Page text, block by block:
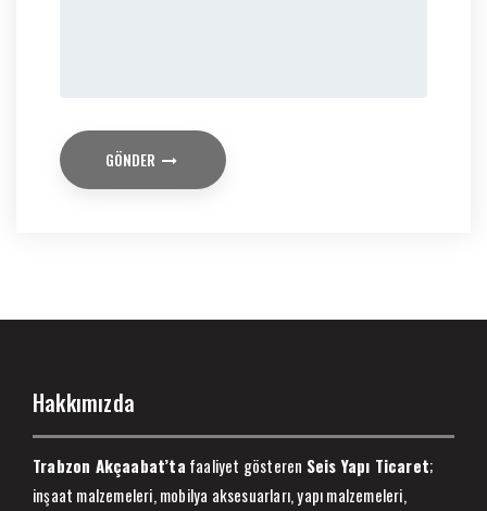
GÖNDER
Hakkımızda
Trabzon Akçaabat’ta faaliyet gösteren Seis Yapı Ticaret;
inşaat malzemeleri, mobilya aksesuarları, yapı malzemeleri,